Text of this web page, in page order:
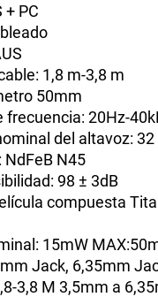
+ PC
1,8 m-3,8 m
50mm
frecuencia: 20Hz-
del altavoz: 32
NdFeB N45
98 ± 3dB
compuesta
15mW
Jack, 6,35mm
3,8 M 3,5mm a